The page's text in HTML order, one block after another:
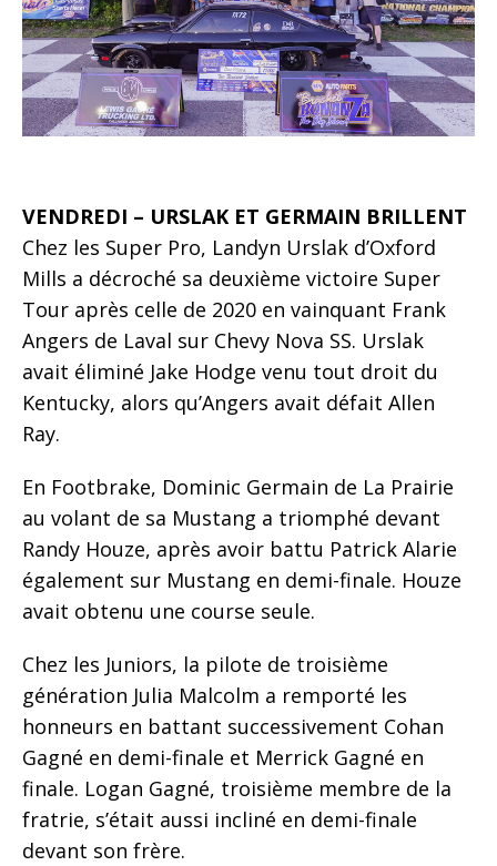
VENDREDI – URSLAK ET GERMAIN BRILLENT
Chez les Super Pro, Landyn Urslak d’Oxford
Mills a décroché sa deuxième victoire Super
Tour après celle de 2020 en vainquant Frank
Angers de Laval sur Chevy Nova SS. Urslak
avait éliminé Jake Hodge venu tout droit du
Kentucky, alors qu’Angers avait défait Allen
Ray.
En Footbrake, Dominic Germain de La Prairie
au volant de sa Mustang a triomphé devant
Randy Houze, après avoir battu Patrick Alarie
également sur Mustang en demi-finale. Houze
avait obtenu une course seule.
Chez les Juniors, la pilote de troisième
génération Julia Malcolm a remporté les
honneurs en battant successivement Cohan
Gagné en demi-finale et Merrick Gagné en
finale. Logan Gagné, troisième membre de la
fratrie, s’était aussi incliné en demi-finale
devant son frère.